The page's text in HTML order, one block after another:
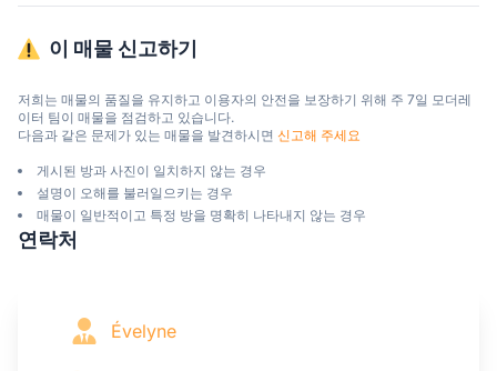
이 매물 신고하기
저희는 매물의 품질을 유지하고 이용자의 안전을 보장하기 위해 주 7일 모더레
이터 팀이 매물을 점검하고 있습니다.
다음과 같은 문제가 있는 매물을 발견하시면 신고해 주세요
게시된 방과 사진이 일치하지 않는 경우
설명이 오해를 불러일으키는 경우
매물이 일반적이고 특정 방을 명확히 나타내지 않는 경우
연락처
Évelyne